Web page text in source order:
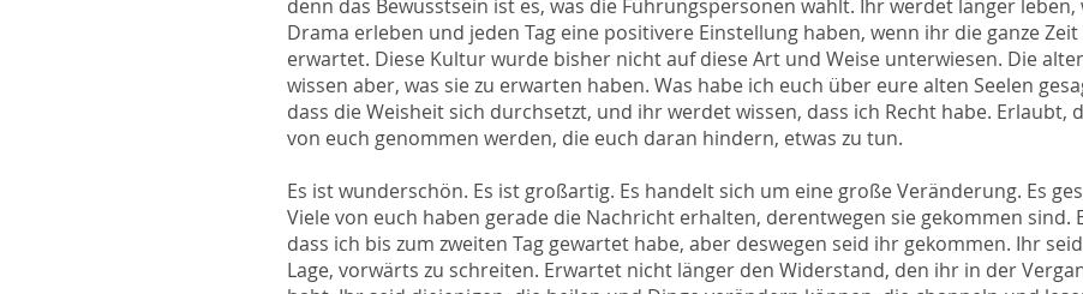
denn das Bewusstsein ist es, was die Führungspersonen wählt. Ihr werdet länger leben,
Drama erleben und jeden Tag eine positivere Einstellung haben, wenn ihr die ganze
erwartet. Diese Kultur wurde bisher nicht auf diese Art und Weise unterwiesen. Die
wissen aber, was sie zu erwarten haben. Was habe ich euch über eure alten Seelen
dass die Weisheit sich durchsetzt, und ihr werdet wissen, dass ich Recht habe. Erlaubt,
von euch genommen werden, die euch daran hindern, etwas zu tun.
Es ist wunderschön. Es ist großartig. Es handelt sich um eine große Veränderung. Es
Viele von euch haben gerade die Nachricht erhalten, derentwegen sie gekommen sind.
dass ich bis zum zweiten Tag gewartet habe, aber deswegen seid ihr gekommen. Ihr
Lage, vorwärts zu schreiten. Erwartet nicht länger den Widerstand, den ihr in der